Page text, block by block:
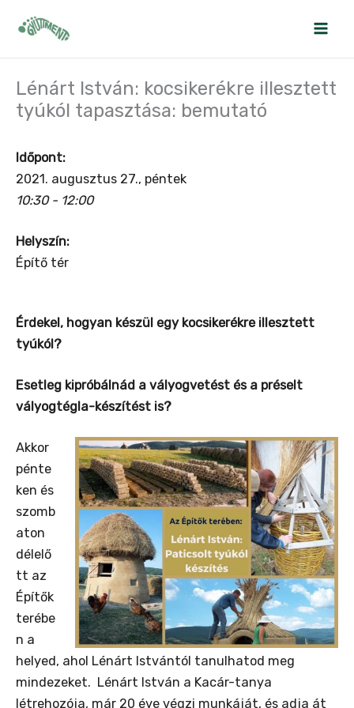
Lénárt István: kocsikerékre illesztett
tyúkól tapasztása: bemutató
Időpont:
2021. augusztus 27., péntek
10:30 - 12:00
Helyszín:
Építő tér
Érdekel, hogyan készül egy kocsikerékre illesztett
tyúkól?
Esetleg kipróbálnád a vályogvetést és a préselt
vályogtégla-készítést is?
Akkor
pénte
ken és
szomb
aton
délelő
tt az
Építők
terébe
n a
helyed, ahol Lénárt Istvántól tanulhatod meg
mindezeket. Lénárt István a Kacár-tanya
létrehozója, már 20 éve végzi munkáját, és adja át